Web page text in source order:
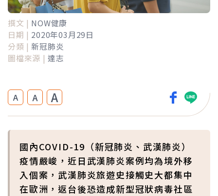
撰文 | NOW健康
日期 | 2020年03月29日
分類 | 新冠肺炎
圖檔來源 | 達志
A A A
國內COVID-19（新冠肺炎、武漢肺炎）
疫情嚴峻，近日武漢肺炎案例均為境外移
入個案，武漢肺炎旅遊史接觸史大都集中
在歐洲，返台後恐造成新型冠狀病毒社區